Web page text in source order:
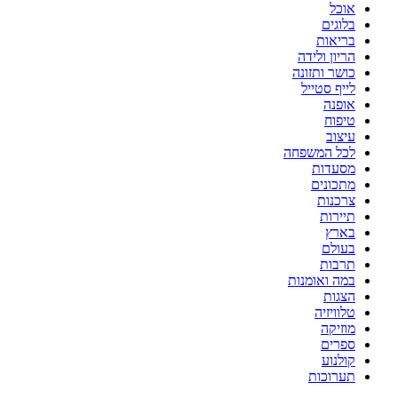
אוכל
בלוגים
בריאות
הריון ולידה
כושר ותזונה
לייף סטייל
אופנה
טיפוח
עיצוב
לכל המשפחה
מסעדות
מתכונים
צרכנות
תיירות
בארץ
בעולם
תרבות
במה ואומנות
הצגות
טלוויזיה
מוזיקה
ספרים
קולנוע
תערוכות